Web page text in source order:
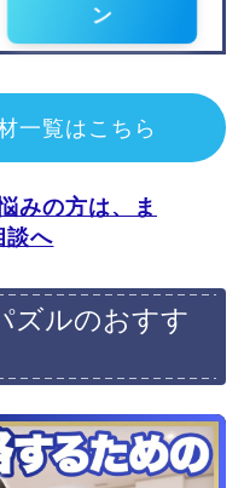
ン
一覧はこちら
みの方は、ま
談へ
ズルのおすす
福岡教育大学附属福岡小